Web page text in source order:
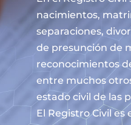
nacimientos,
separaciones,
de presunción de
reconocimientos
entre muchos
estado civil de las
El Registro Civil es